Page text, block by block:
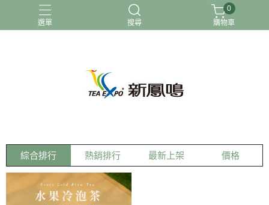
選單 搜尋
茶包
0
購物車
綜合排行 熱銷排行 最新上架 價格